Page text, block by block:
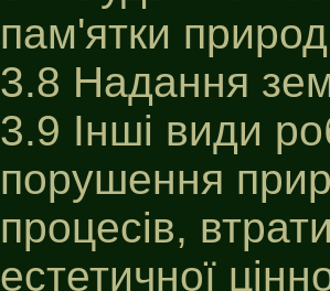
пам'ятки
3.8 Надання
3.9 Інші види
порушення
процесів,
естетичної